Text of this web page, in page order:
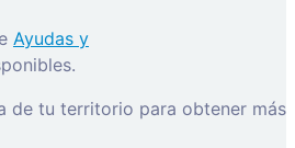
Ayudas y
de tu territorio para obtener más